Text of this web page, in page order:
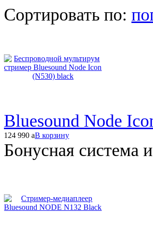
Сортировать по:
Bluesound Node
124 990 aВ корзину
Бонусная система